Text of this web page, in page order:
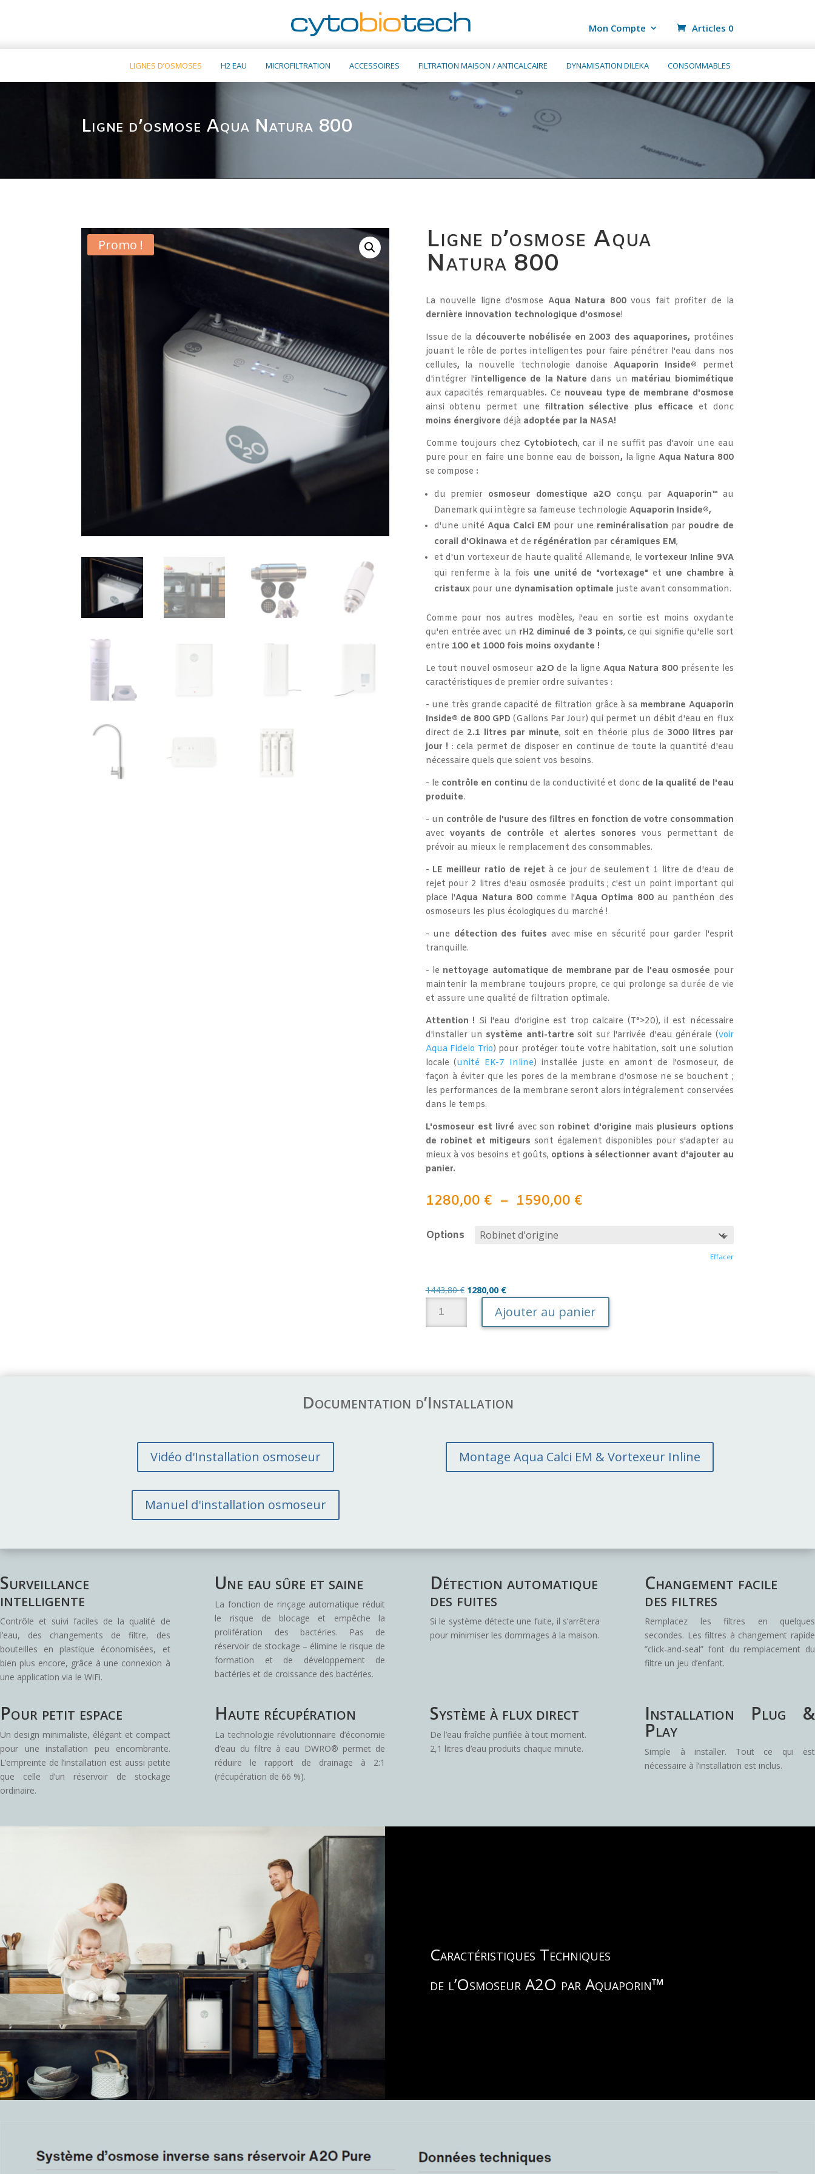
Mon Compte Articles 0
LIGNES D’OSMOSES H2 EAU MICROFILTRATION ACCESSOIRES FILTRATION MAISON / ANTICALCAIRE DYNAMISATION DILEKA CONSOMMABLES
Ligne d’osmose Aqua Natura 800
Promo ! Ligne d’osmose Aqua
Natura 800
La nouvelle ligne d'osmose Aqua Natura 800vous fait profiter de la
dernière innovation technologique d'osmose!
Issue de la découverte nobélisée en 2003 des aquaporines, protéines
jouant le rôle de portes intelligentes pour faire pénétrer l'eau dans nos
cellules, la nouvelle technologie danoiseAquaporin Inside® permet
d'intégrer l'intelligence de la Nature dans unmatériau biomimétique
aux capacités remarquables. Cenouveau type de membrane d'osmose
ainsi obtenu permet une filtration sélective plus efficace et donc
moins énergivore déjà adoptée par la NASA!
Comme toujours chez Cytobiotech, car il ne suffit pas d'avoir une eau
pure pour en faire une bonne eau de boisson, la ligne Aqua Natura 800
se compose :
du premier osmoseur domestique a2O conçu par Aquaporin™ au
Danemark qui intègre sa fameuse technologie Aquaporin Inside®,
d'une unité Aqua Calci EM pour unereminéralisation parpoudre de
corail d'Okinawaet de régénération par céramiques EM,
et d'un vortexeur de haute qualité Allemande, le vortexeur Inline 9VA
qui renferme à la fois une unité de "vortexage" et une chambre à
cristauxpour une dynamisation optimale juste avant consommation.
Comme pour nos autres modèles, l'eau en sortie est moins oxydante
qu'en entrée avec unrH2 diminué de 3 points, ce qui signifie qu'elle sort
entre 100 et 1000 fois moins oxydante !
Le tout nouvel osmoseur a2O de la ligne Aqua Natura 800 présente les
caractéristiques de premier ordre suivantes :
- une très grande capacité de filtration grâce à sa membrane Aquaporin
Inside® de 800 GPD (Gallons Par Jour) qui permet un débit d'eau en flux
direct de 2.1 litres par minute, soit en théorie plus de 3000 litres par
jour ! : cela permet de disposer en continue de toute la quantité d'eau
nécessaire quels que soient vos besoins.
- le contrôle en continude la conductivité et donc de la qualité de l'eau
produite.
- un contrôle de l'usure des filtres en fonction de votre consommation
avec voyants de contrôle et alertes sonores vous permettant de
prévoir au mieux le remplacement des consommables.
- LE meilleur ratio de rejet à ce jour de seulement 1 litre de d'eau de
rejet pour 2 litres d'eau osmosée produits ; c'est un point important qui
place l'Aqua Natura 800 comme l'Aqua Optima 800au panthéon des
osmoseurs les plus écologiques du marché !
- une détection des fuites avec mise en sécurité pour garder l'esprit
tranquille.
- lenettoyage automatique de membrane par de l'eau osmosée pour
maintenir la membrane toujours propre, ce qui prolonge sa durée de vie
et assure une qualité de filtration optimale.
Attention ! Si l'eau d'origine est trop calcaire (T°>20), il est nécessaire
d'installer un système anti-tartre soit sur l'arrivée d'eau générale (voir
Aqua Fidelo Trio) pour protéger toute votre habitation, soit une solution
locale (unité EK-7 Inline) installée juste en amont de l'osmoseur, de
façon à éviter que les pores de la membrane d'osmose ne se bouchent ;
les performances de la membrane seront alors intégralement conservées
dans le temps.
L'osmoseur est livré avec sonrobinet d'origine mais plusieurs options
de robinet et mitigeurs sont également disponibles pour s'adapter au
mieux à vos besoins et goûts, options à sélectionner avant d'ajouter au
panier.
1280,00 € – 1590,00 €Plage
Options
Effacer
1443,80€ Le
était :
1280,00 €Le
actuel
est :
Ligne
Natura
Ajouter au panier
n
Documentation d’Installation
Vidéo d'Installation osmoseur
Manuel d'installation osmoseur
Montage Aqua Calci EM & Vortexeur Inline
Surveillance
intelligente
Contrôle et suivi faciles de la qualité de
l’eau, des changements de filtre, des
bouteilles en plastique économisées, et
bien plus encore, grâce à une connexion à
une application via le WiFi.
Une eau sûre et saine
La fonction de rinçage automatique réduit
le risque de blocage et empêche la
prolifération des bactéries. Pas de
réservoir de stockage – élimine le risque de
formation et de développement de
bactéries et de croissance des bactéries.
Détection automatique
des fuites
Si le système détecte une fuite, il s’arrêtera
pour minimiser les dommages à la maison.
Changement facile
des filtres
Remplacez les filtres en quelques
secondes. Les filtres à changement rapide
”click-and-seal” font du remplacement du
filtre un jeu d’enfant.
Pour petit espace
Un design minimaliste, élégant et compact
pour une installation peu encombrante.
L’empreinte de l’installation est aussi petite
que celle d’un réservoir de stockage
ordinaire.
Haute récupération
La technologie révolutionnaire d’économie
d’eau du filtre à eau DWRO® permet de
réduire le rapport de drainage à 2:1
(récupération de 66 %).
Système à flux direct
De l’eau fraîche purifiée à tout moment.
2,1 litres d’eau produits chaque minute.
Installation Plug &
Play
Simple à installer. Tout ce qui est
nécessaire à l’installation est inclus.
Caractéristiques Techniques
de l’Osmoseur A2O par Aquaporin™